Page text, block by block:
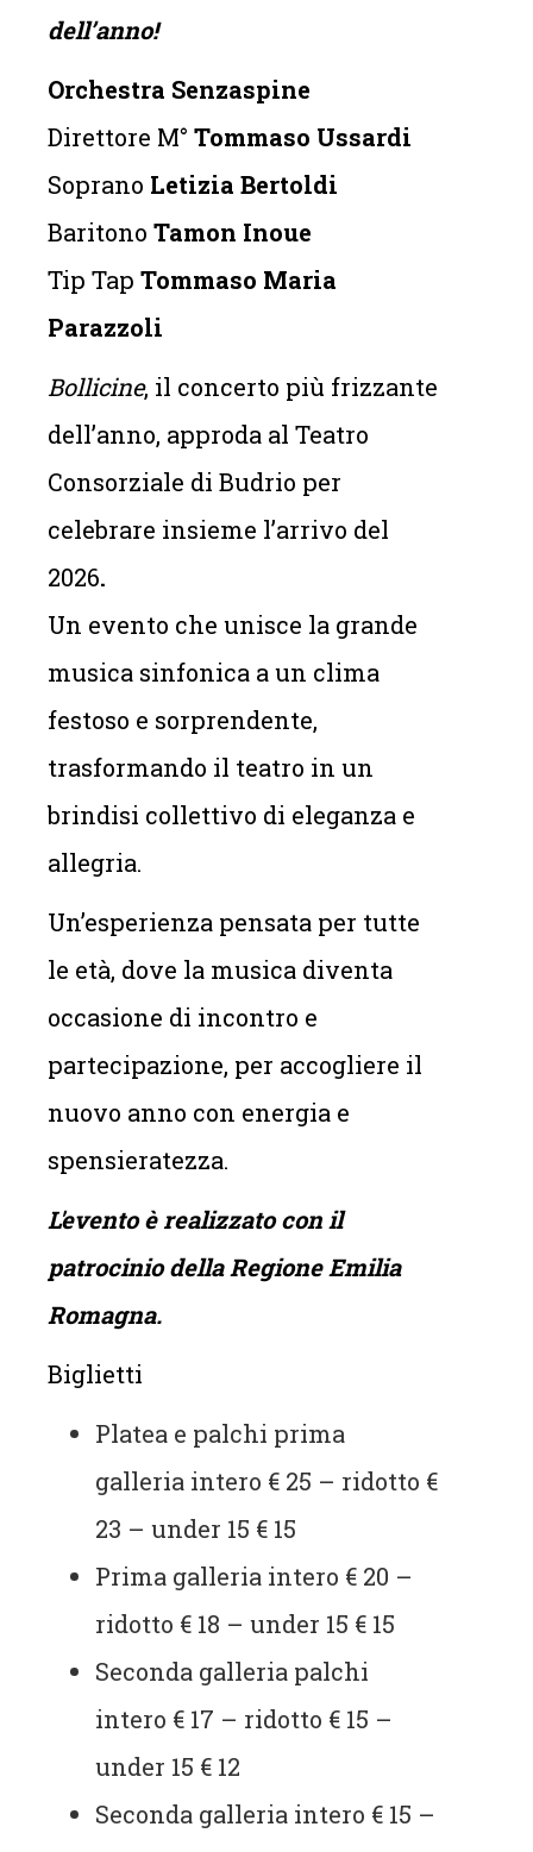
dell’anno!
Orchestra Senzaspine
Direttore M° Tommaso Ussardi
Soprano Letizia Bertoldi
Baritono Tamon Inoue
Tip Tap Tommaso Maria
Parazzoli
Bollicine, il concerto più frizzante
dell’anno, approda al Teatro
Consorziale di Budrio per
celebrare insieme l’arrivo del
2026.
Un evento che unisce la grande
musica sinfonica a un clima
festoso e sorprendente,
trasformando il teatro in un
brindisi collettivo di eleganza e
allegria.
Un’esperienza pensata per tutte
le età, dove la musica diventa
occasione di incontro e
partecipazione, per accogliere il
nuovo anno con energia e
spensieratezza.
L'evento è realizzato con il
patrocinio della Regione Emilia
Romagna.
Biglietti
Platea e palchi prima
galleria intero € 25 – ridotto €
23 – under 15 € 15
Prima galleria intero € 20 –
ridotto € 18 – under 15 € 15
Seconda galleria palchi
intero € 17 – ridotto € 15 –
under 15 € 12
Seconda galleria intero € 15 –